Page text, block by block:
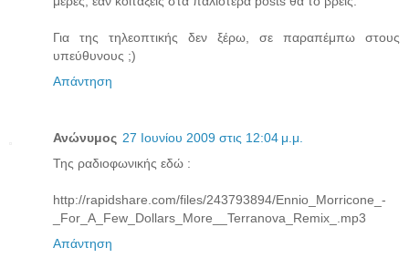
Για της τηλεοπτικής δεν ξέρω, σε παραπέμπω στους
υπεύθυνους ;)
Απάντηση
Ανώνυμος 27 Ιουνίου 2009 στις 12:04 μ.μ.
Της ραδιοφωνικής εδώ :
http://rapidshare.com/files/243793894/Ennio_Morricone_-
_For_A_Few_Dollars_More__Terranova_Remix_.mp3
Απάντηση